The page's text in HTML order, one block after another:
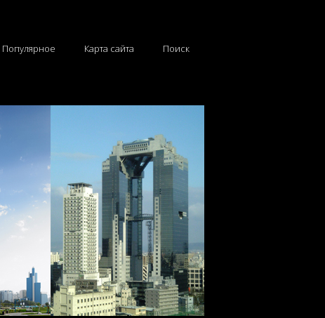
Популярное Карта сайта Поиск